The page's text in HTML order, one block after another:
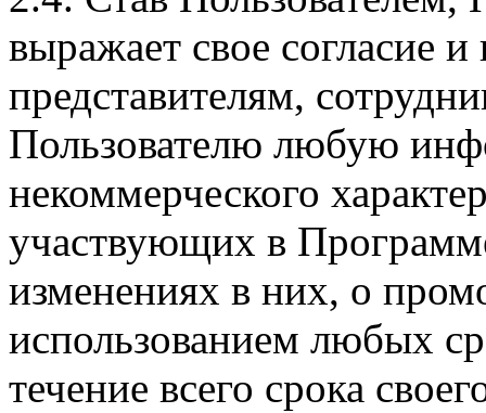
выражает свое согласие
представителям,
Пользователю любую
некоммерческого
участвующих в
изменениях в них, о
использованием любых
течение всего срока